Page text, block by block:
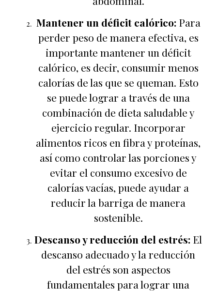
Mantener un déficit calórico:Para
perder peso de manera efectiva, es
importante mantener un déficit
calórico, es decir, consumir menos
calorías de las que se queman. Esto
se puede lograr a través de una
combinación de dieta saludable y
ejercicio regular. Incorporar
alimentos ricos en fibra y proteínas,
así como controlar las porciones y
evitar el consumo excesivo de
calorías vacías, puede ayudar a
reducir la barriga de manera
sostenible.
Descanso y reducción del estrés: El
descanso adecuado y la reducción
del estrés son aspectos
fundamentales para lograr una